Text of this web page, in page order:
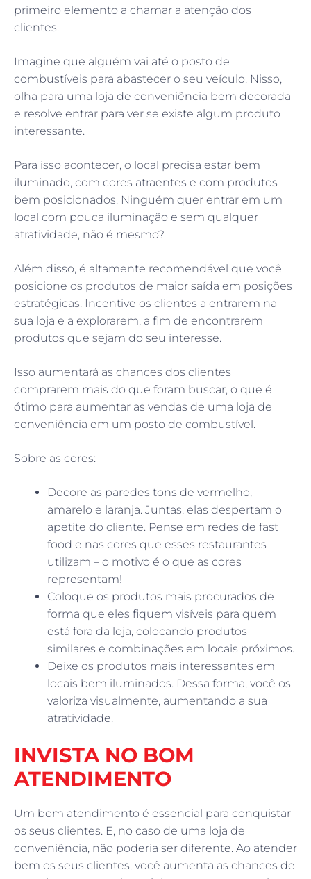
primeiro elemento a chamar a atenção dos
clientes.
Imagine que alguém vai até o posto de
combustíveis para abastecer o seu veículo. Nisso,
olha para uma loja de conveniência bem decorada
e resolve entrar para ver se existe algum produto
interessante.
Para isso acontecer, o local precisa estar bem
iluminado, com cores atraentes e com produtos
bem posicionados. Ninguém quer entrar em um
local com pouca iluminação e sem qualquer
atratividade, não é mesmo?
Além disso, é altamente recomendável que você
posicione os produtos de maior saída em posições
estratégicas. Incentive os clientes a entrarem na
sua loja e a explorarem, a fim de encontrarem
produtos que sejam do seu interesse.
Isso aumentará as chances dos clientes
comprarem mais do que foram buscar, o que é
ótimo para aumentar as vendas de uma loja de
conveniência em um posto de combustível.
Sobre as cores:
Decore as paredes tons de vermelho,
amarelo e laranja. Juntas, elas despertam o
apetite do cliente. Pense em redes de fast
food e nas cores que esses restaurantes
utilizam – o motivo é o que as cores
representam!
Coloque os produtos mais procurados de
forma que eles fiquem visíveis para quem
está fora da loja, colocando produtos
similares e combinações em locais próximos.
Deixe os produtos mais interessantes em
locais bem iluminados. Dessa forma, você os
valoriza visualmente, aumentando a sua
atratividade.
INVISTA NO BOM
ATENDIMENTO
Um bom atendimento é essencial para conquistar
os seus clientes. E, no caso de uma loja de
conveniência, não poderia ser diferente. Ao atender
bem os seus clientes, você aumenta as chances de